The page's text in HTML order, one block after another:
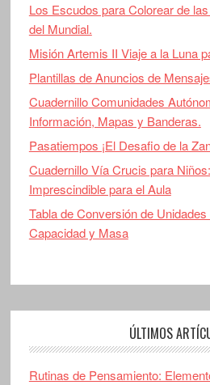
Los Escudos para Colorear de
del Mundial.
Misión Artemis II Viaje a la Luna
Plantillas de Anuncios de
Cuadernillo Comunidades
Información, Mapas y Banderas.
Pasatiempos ¡El Desafio de la
Cuadernillo Vía Crucis para
Imprescindible para el Aula
Tabla de Conversión de Unidades
Capacidad y Masa
ÚLTIMOS
Rutinas de Pensamiento: